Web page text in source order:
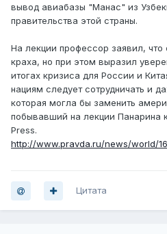
вывод авиабазы "Манас" из
правительства этой страны.
На лекции профессор заявил,
краха, но при этом выразил
итогах кризиса для России и
нациям следует сотрудничать и
которая могла бы заменить
побывавший на лекции Панарина
Press.
http://www.pravda.ru/news/world/
Цитата